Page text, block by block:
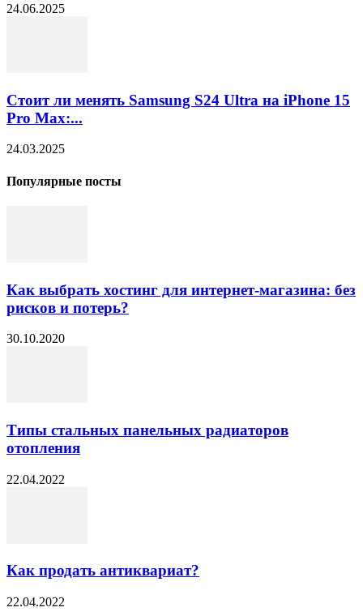
24.06.2025
Стоит ли менять Samsung S24 Ultra на iPhone 15
Pro Max:...
24.03.2025
Популярные посты
Как выбрать хостинг для интернет-магазина: без
рисков и потерь?
30.10.2020
Типы стальных панельных радиаторов
отопления
22.04.2022
Как продать антиквариат?
22.04.2022